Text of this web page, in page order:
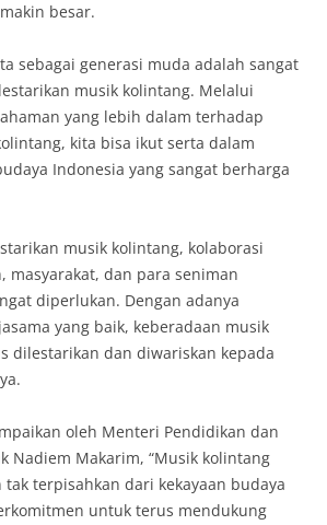
besar.
sebagai generasi muda adalah sangat
musik kolintang. Melalui
yang lebih dalam terhadap
kita bisa ikut serta dalam
Indonesia yang sangat berharga
musik kolintang, kolaborasi
masyarakat, dan para seniman
diperlukan. Dengan adanya
yang baik, keberadaan musik
dilestarikan dan diwariskan kepada
oleh Menteri Pendidikan dan
Nadiem Makarim, “Musik kolintang
terpisahkan dari kekayaan budaya
untuk terus mendukung